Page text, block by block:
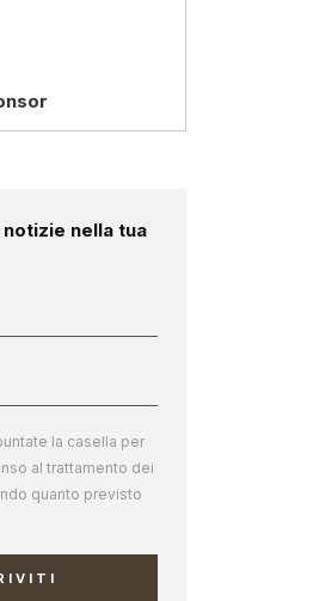
nella tua
la casella per
al trattamento dei
quanto previsto